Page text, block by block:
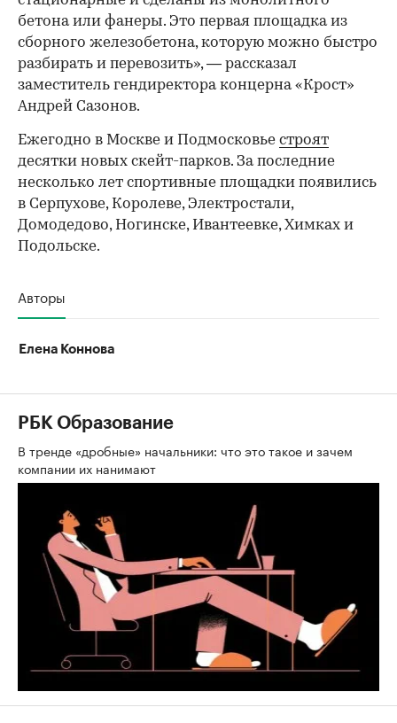
бетона или фанеры. Это первая площадка из
сборного железобетона, которую можно быстро
разбирать и перевозить», — рассказал
заместитель гендиректора концерна «Крост»
Андрей Сазонов.
Ежегодно в Москве и Подмосковье строят
десятки новых скейт-парков. За последние
несколько лет спортивные площадки появились
в Серпухове, Королеве, Электростали,
Домодедово, Ногинске, Ивантеевке, Химках и
Подольске.
Авторы
Елена Коннова
РБК Образование
В тренде «дробные» начальники: что это такое и зачем
компании их нанимают